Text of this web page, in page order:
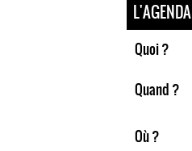
L'AGENDA
Quoi ?
Quand ?
Où ?